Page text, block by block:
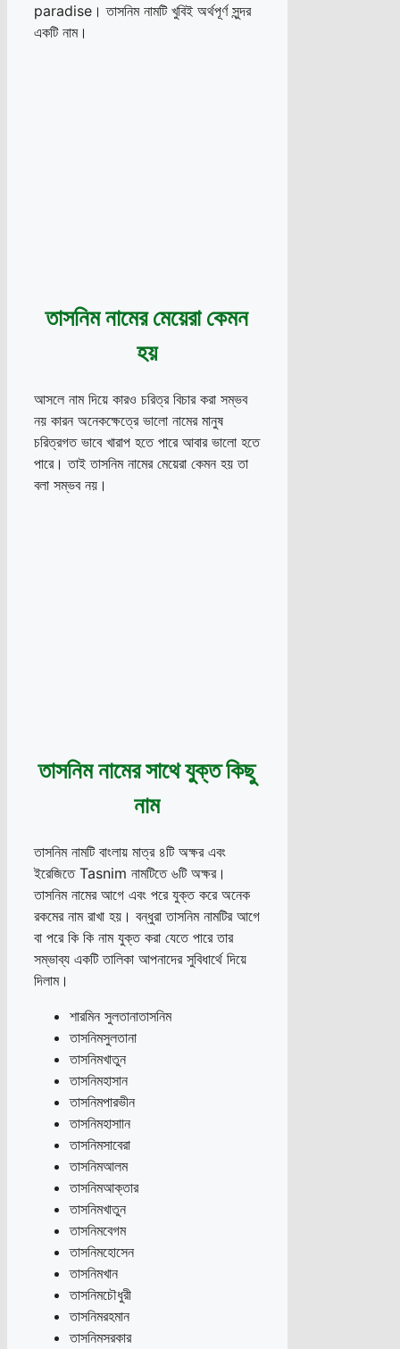
paradise। তাসনিম নামটি খুবিই অর্থপূর্ণ সুন্দর
একটি নাম।
তাসনিম নামের মেয়েরা কেমন
হয়
আসলে নাম দিয়ে কারও চরিত্র বিচার করা সম্ভব
নয় কারন অনেকক্ষেত্রে ভালো নামের মানুষ
চরিত্রগত ভাবে খারাপ হতে পারে আবার ভালো হতে
পারে। তাই তাসনিম নামের মেয়েরা কেমন হয় তা
বলা সম্ভব নয়।
তাসনিম নামের সাথে যুক্ত কিছু
নাম
তাসনিম নামটি বাংলায় মাত্র ৪টি অক্ষর এবং
ইরেজিতে Tasnim নামটিতে ৬টি অক্ষর।
তাসনিম নামের আগে এবং পরে যুক্ত করে অনেক
রকমের নাম রাখা হয়। বন্ধুরা তাসনিম নামটির আগে
বা পরে কি কি নাম যুক্ত করা যেতে পারে তার
সম্ভাব্য একটি তালিকা আপনাদের সুবিধার্থে দিয়ে
দিলাম।
শারমিন সুলতানাতাসনিম
তাসনিমসুলতানা
তাসনিমখাতুন
তাসনিমহাসান
তাসনিমপারভীন
তাসনিমহাসাান
তাসনিমসাবেরা
তাসনিমআলম
তাসনিমআক্তার
তাসনিমখাতুন
তাসনিমবেগম
তাসনিমহোসেন
তাসনিমখান
তাসনিমচৌধুরী
তাসনিমরহমান
তাসনিমসরকার